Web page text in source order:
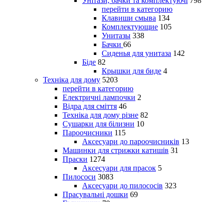
перейти в категорию
Клавиши смыва 134
Комплектующие 105
Унитазы 338
Бачки 66
Сиденья для унитаза 142
Біде 82
Крышки для биде 4
Техніка для дому 5203
перейти в категорию
Електричні лампочки 2
Відра для сміття 46
Техніка для дому різне 82
Сушарки для білизни 10
Пароочисники 115
Аксесуари до пароочисників 13
Машинки для стрижки катишів 31
Праски 1274
Аксесуари для прасок 5
Пилососи 3083
Аксесуари до пилососів 323
Прасувальні дошки 69